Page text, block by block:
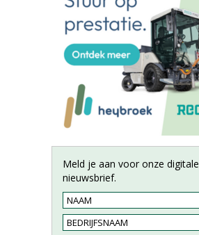
Meld je aan voor onze digitale
nieuwsbrief.